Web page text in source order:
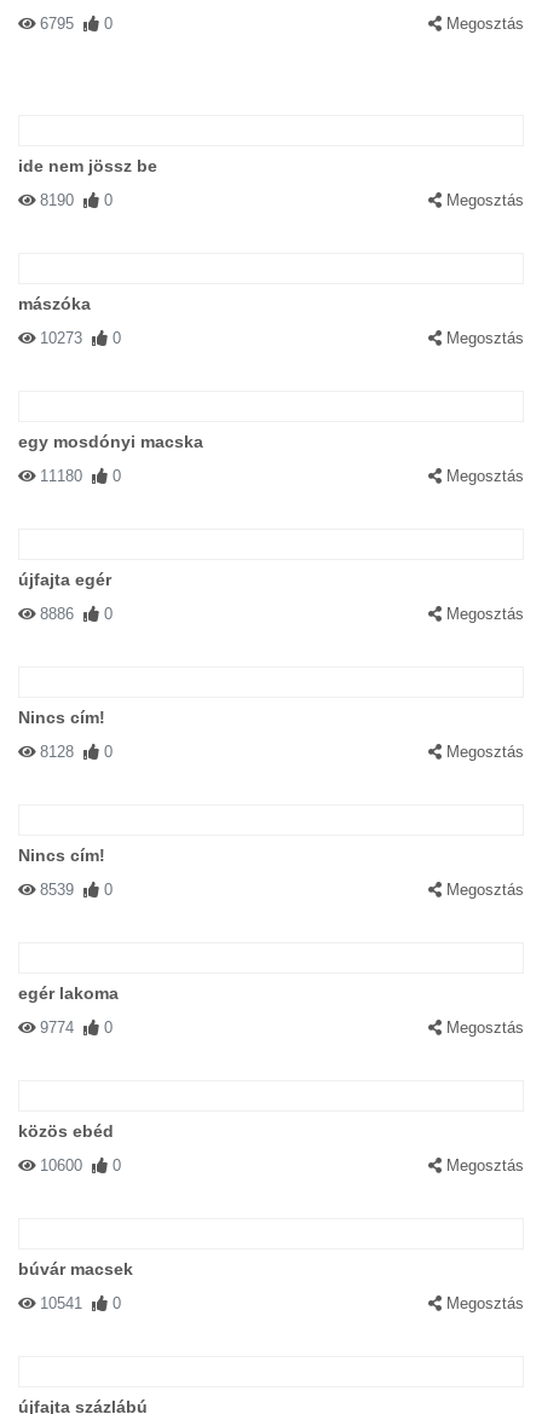
6795 0 Megosztás
ide nem jössz be
8190 0 Megosztás
mászóka
10273 0 Megosztás
egy mosdónyi macska
11180 0 Megosztás
újfajta egér
8886 0 Megosztás
Nincs cím!
8128 0 Megosztás
Nincs cím!
8539 0 Megosztás
egér lakoma
9774 0 Megosztás
közös ebéd
10600 0 Megosztás
búvár macsek
10541 0 Megosztás
újfajta százlábú